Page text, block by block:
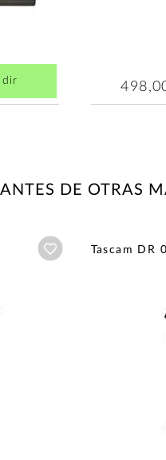
DE OTRAS
Añadir a wishlist
Tascam DR